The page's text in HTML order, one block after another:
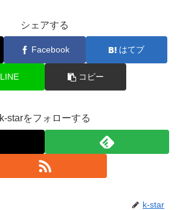
シェアする
Facebook はてブ
LINE コピー
k-starをフォローする
k-star